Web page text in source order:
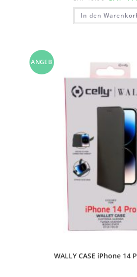
Preis
war:
CHF
In den
ANGEB
WALLY CASE iPhone 14